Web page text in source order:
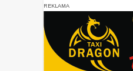
REKLAMA